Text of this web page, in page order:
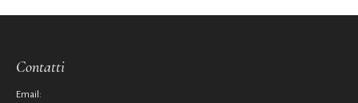
Contatti
Email: